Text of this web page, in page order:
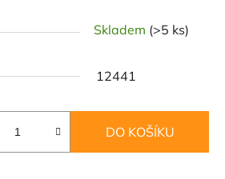
Skladem (>5 ks)
12441
DO KOŠÍKU